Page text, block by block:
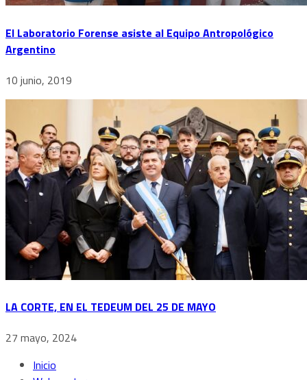
El Laboratorio Forense asiste al Equipo Antropológico
Argentino
10 junio, 2019
LA CORTE, EN EL TEDEUM DEL 25 DE MAYO
27 mayo, 2024
Inicio